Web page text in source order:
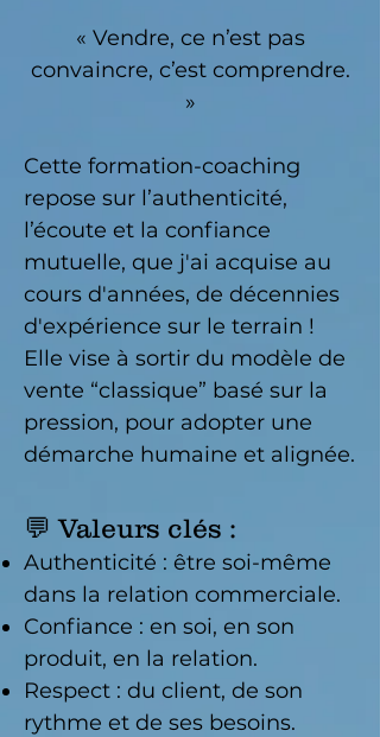
« Vendre, ce n’est pas
convaincre, c’est comprendre.
»
Cette formation-coaching
repose sur l’authenticité,
l’écoute et la confiance
mutuelle, que j'ai acquise au
cours d'années, de décennies
d'expérience sur le terrain !
Elle vise à sortir du modèle de
vente “classique” basé sur la
pression, pour adopter une
démarche humaine et alignée.
💬 Valeurs clés :
Authenticité : être soi-même
dans la relation commerciale.
Confiance : en soi, en son
produit, en la relation.
Respect : du client, de son
rythme et de ses besoins.